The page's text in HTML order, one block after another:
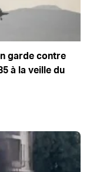
garde contre
à la veille du